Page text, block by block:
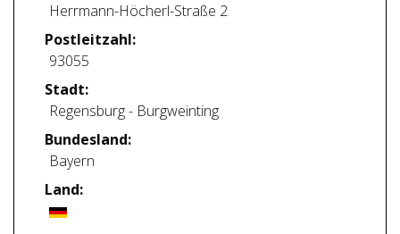
Herrmann-Höcherl-Straße 2
Postleitzahl:
93055
Stadt:
Regensburg - Burgweinting
Bundesland:
Bayern
Land: